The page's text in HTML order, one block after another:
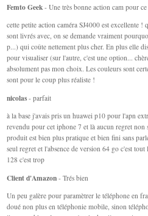
Femto Geek - Une très bonne action cam pour
cette petite action caméra SJ4000 est excellente
sont livrés avec, on se demande vraiment
p...) qui coûte nettement plus cher. En plus elle
pour visualiser (sur l'autre, c'est une option...
absolument pas mon choix. Les couleurs sont
sont pour le coup plus réaliste !
nicolas - parfait
à la base j'avais pris un huawei p10 pour l'apn
revendu pour cet iphone 7 et là aucun regret non
produit est bien plus pratique et bien fini sans
seul regret et l'absence de version 64 go c'est
128 c'est trop
Client d'Amazon - Trés bien
Un peu galère pour paramètrer le téléphone en
doué non plus en téléphonie mobile, sinon